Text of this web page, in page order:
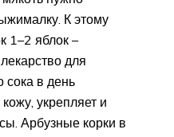
К этому
1–2 яблок –
для
сока в день
укрепляет и
Арбузные корки в